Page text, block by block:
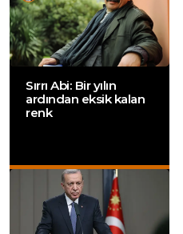
Sırrı Abi: Bir yılın
ardından eksik kalan
renk